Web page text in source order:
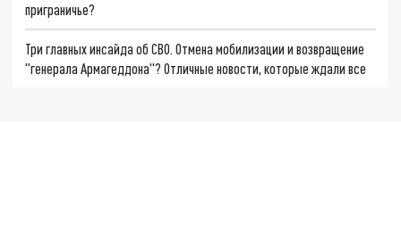
приграничье?
Три главных инсайда об СВО. Отмена мобилизации и возвращение
"генерала Армагеддона"? Отличные новости, которые ждали все